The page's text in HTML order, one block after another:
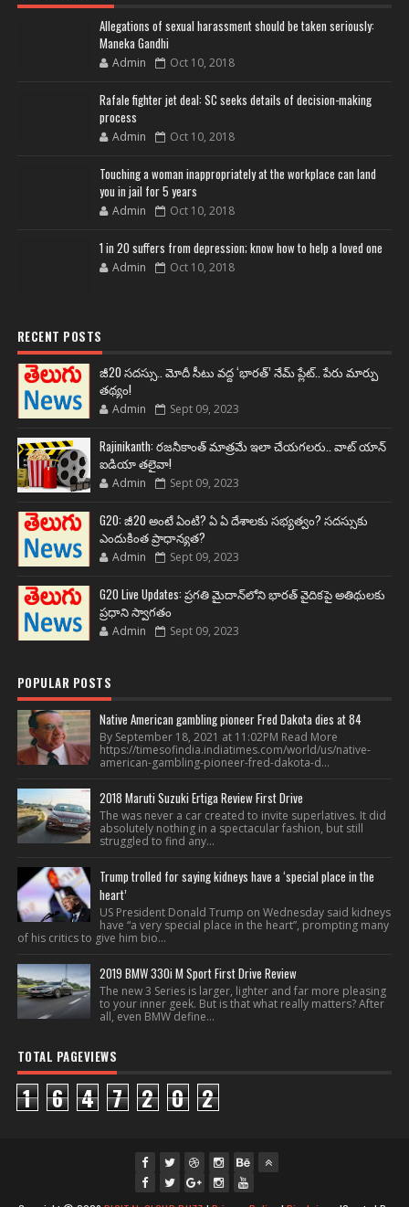
Allegations of sexual harassment should be taken seriously:
Maneka Gandhi
Admin Oct 10, 2018
Rafale fighter jet deal: SC seeks details of decision-making
process
Admin Oct 10, 2018
Touching a woman inappropriately at the workplace can land
you in jail for 5 years
Admin Oct 10, 2018
1 in 20 suffers from depression; know how to help a loved one
Admin Oct 10, 2018
RECENT POSTS
జీ20 సదస్సు.. మోదీ సీటు వద్ద ‘భారత్’ నేమ్ ప్లేట్‌.. పేరు మార్పు
తథ్యం!
Admin Sept 09, 2023
Rajinikanth: రజనీకాంత్ మాత్రమే ఇలా చేయగలరు.. వాట్ యాన్
ఐడియా తలైవా!
Admin Sept 09, 2023
G20: జీ20 అంటే ఏంటి? ఏ ఏ దేశాలకు సభ్యత్వం? సదస్సుకు
ఎందుకింత ప్రాధాన్యత?
Admin Sept 09, 2023
G20 Live Updates: ప్రగతి మైదాన్‌లోని భారత్ వైదికపై అతిథులకు
ప్రధాని స్వాగతం
Admin Sept 09, 2023
POPULAR POSTS
Native American gambling pioneer Fred Dakota dies at 84
By September 18, 2021 at 11:02PM Read More
https://timesofindia.indiatimes.com/world/us/native-
american-gambling-pioneer-fred-dakota-d...
2018 Maruti Suzuki Ertiga Review First Drive
The was never a car created to invite superlatives. It did
absolutely nothing in a spectacular fashion, but still
struggled to find any...
Trump trolled for saying kidneys have a ‘special place in the
heart’
US President Donald Trump on Wednesday said kidneys
have “a very special place in the heart”, prompting many
of his critics to give him bio...
2019 BMW 330i M Sport First Drive Review
The new 3 Series is larger, lighter and far more pleasing
to your inner geek. But is that what really matters? After
all, even BMW define...
TOTAL PAGEVIEWS
1 6 4 7 2 0 2
fac twi gpl ins you